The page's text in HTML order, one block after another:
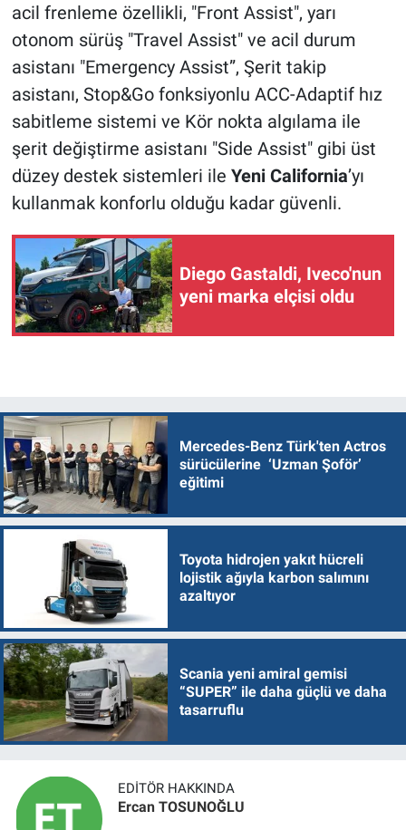
acil frenleme özellikli, "Front Assist", yarı
otonom sürüş "Travel Assist" ve acil durum
asistanı "Emergency Assist”, Şerit takip
asistanı, Stop&Go fonksiyonlu ACC-Adaptif hız
sabitleme sistemi ve Kör nokta algılama ile
şerit değiştirme asistanı "Side Assist" gibi üst
düzey destek sistemleri ile Yeni California’yı
kullanmak konforlu olduğu kadar güvenli.
Diego Gastaldi, Iveco'nun
yeni marka elçisi oldu
Mercedes-Benz Türk'ten Actros
sürücülerine ‘Uzman Şoför’
eğitimi
Toyota hidrojen yakıt hücreli
lojistik ağıyla karbon salımını
azaltıyor
Scania yeni amiral gemisi
“SUPER” ile daha güçlü ve daha
tasarruflu
EDITÖR HAKKINDA
Ercan TOSUNOĞLU